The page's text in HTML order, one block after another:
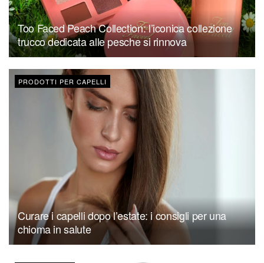
Too Faced Peach Collection: l’iconica collezione
trucco dedicata alle pesche si rinnova
PRODOTTI PER CAPELLI
Curare i capelli dopo l’estate: i consigli per una
chioma in salute